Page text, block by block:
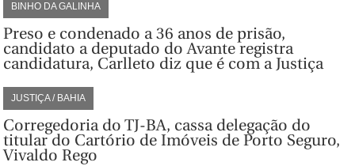
BINHO DA GALINHA
Preso e condenado a 36 anos de prisão,
candidato a deputado do Avante registra
candidatura, Carlleto diz que é com a Justiça
JUSTIÇA / BAHIA
Corregedoria do TJ-BA, cassa delegação do
titular do Cartório de Imóveis de Porto Seguro,
Vivaldo Rego